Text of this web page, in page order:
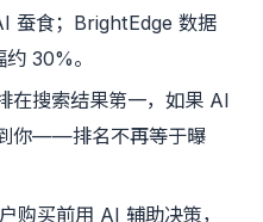
蚕食；BrightEdge 数据
30%。
在搜索结果第一，如果 AI
你——排名不再等于曝
购买前用 AI 辅助决策，